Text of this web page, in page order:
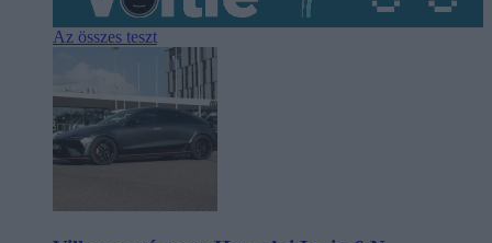
Az összes teszt